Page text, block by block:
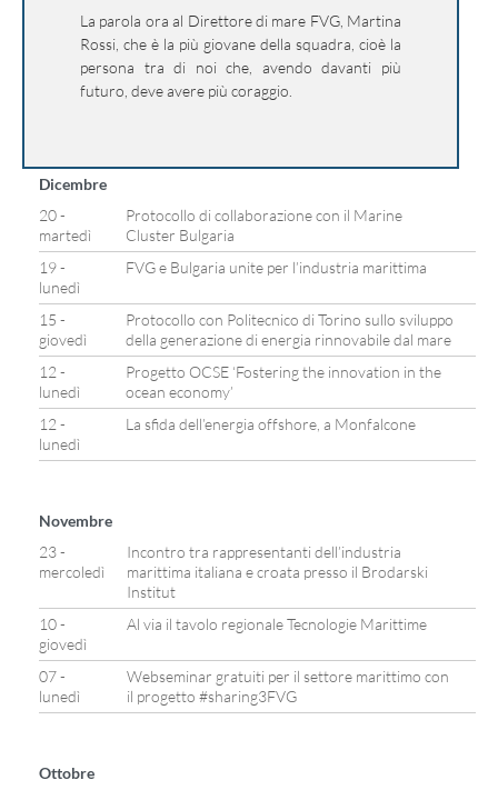
La parola ora al Direttore di mare FVG, Martina
Rossi, che è la più giovane della squadra, cioè la
persona tra di noi che, avendo davanti più
futuro, deve avere più coraggio.
Dicembre
20 -
martedì
Protocollo di collaborazione con il Marine
Cluster Bulgaria
19 -
lunedì
FVG e Bulgaria unite per l’industria marittima
15 -
giovedì
Protocollo con Politecnico di Torino sullo sviluppo
della generazione di energia rinnovabile dal mare
12 -
lunedì
Progetto OCSE ‘Fostering the innovation in the
ocean economy’
12 -
lunedì
La sfida dell’energia offshore, a Monfalcone
Novembre
23 -
mercoledì
Incontro tra rappresentanti dell’industria
marittima italiana e croata presso il Brodarski
Institut
10 -
giovedì
Al via il tavolo regionale Tecnologie Marittime
07 -
lunedì
Webseminar gratuiti per il settore marittimo con
il progetto #sharing3FVG
Ottobre